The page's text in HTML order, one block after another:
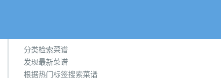
分类检索菜谱
发现最新菜谱
根据热门标签搜索菜谱